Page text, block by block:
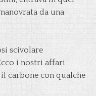
da una
scivolare
i nostri affari
carbone con qualche